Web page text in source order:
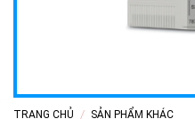
TRANG CHỦ / SẢN PHẨM KHÁC